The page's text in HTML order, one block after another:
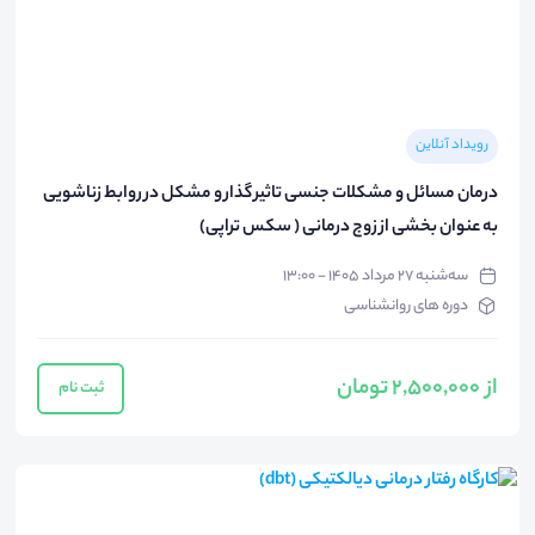
رویداد آنلاین
درمان مسائل و مشکلات جنسی تاثیر گذار و مشکل در روابط زناشویی
به عنوان بخشی از زوج درمانی ( سکس تراپی)
سه‌شنبه ۲۷ مرداد ۱۴۰۵ - ۱۳:۰۰
دوره های روانشناسی
از 2,500,000 تومان ثبت نام